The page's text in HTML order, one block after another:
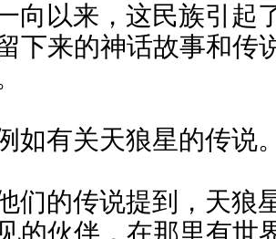
向以来，这民族引起
下来的神话故事和传
如有关天狼星的传说
们的传说提到，天狼
的伙伴，在那里有世